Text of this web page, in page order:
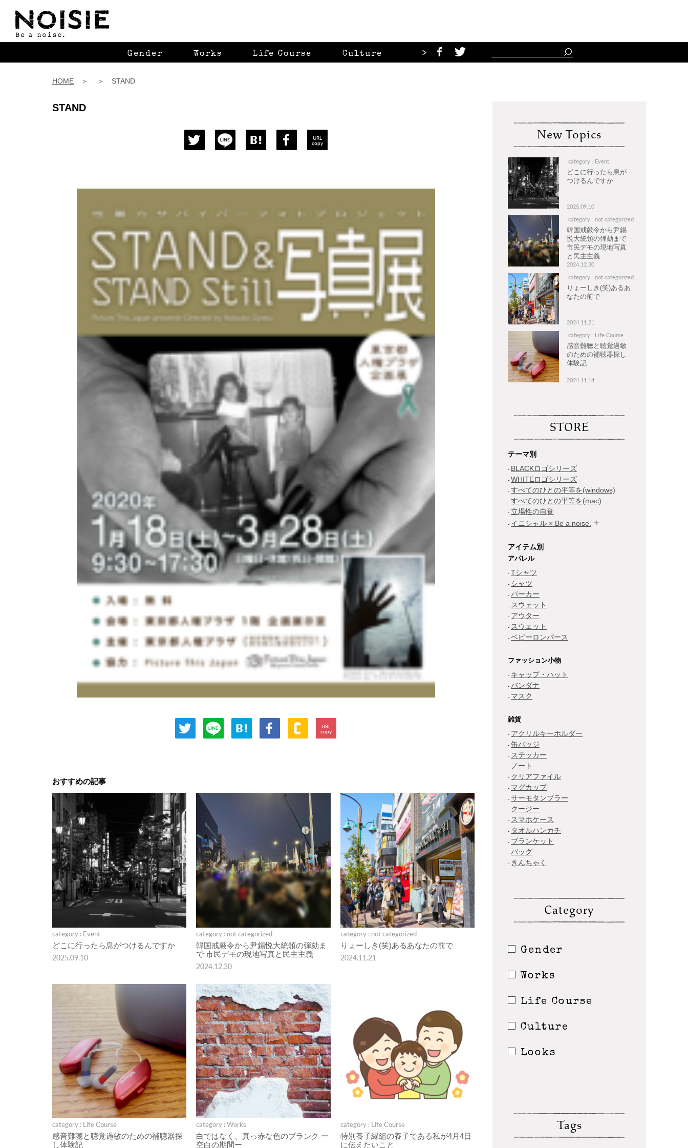
Gender Works Life Course Culture Looks
>
HOME ＞ ＞ STAND
STAND
URL
copy
URL
copy
おすすめの記事
category : Event
どこに行ったら息がつけるんですか
2025.09.10
category : not categorized
韓国戒厳令から尹錫悦大統領の弾劾ま
で 市民デモの現地写真と民主主義
2024.12.30
category : not categorized
りょーしき(笑)あるあなたの前で
2024.11.21
category : Life Course
感音難聴と聴覚過敏のための補聴器探
し体験記
category : Works
白ではなく、真っ赤な色のブランク ー
空白の期間ー
category : Life Course
特別養子縁組の養子である私が4月4日
に伝えたいこと
New Topics
category : Event
どこに行ったら息が
つけるんですか
2025.09.10
category : not categorized
韓国戒厳令から尹錫
悦大統領の弾劾まで
市民デモの現地写真
と民主主義
2024.12.30
category : not categorized
りょーしき(笑)あるあ
なたの前で
2024.11.21
category : Life Course
感音難聴と聴覚過敏
のための補聴器探し
体験記
2024.11.14
STORE
テーマ別
BLACKロゴシリーズ
WHITEロゴシリーズ
すべてのひとの平等を(windows)
すべてのひとの平等を(mac)
立場性の自覚
イニシャル × Be a noise.
アイテム別
アパレル
Tシャツ
シャツ
パーカー
スウェット
アウター
スウェット
ベビーロンパース
ファッション小物
キャップ・ハット
バンダナ
マスク
雑貨
アクリルキーホルダー
缶バッジ
ステッカー
ノート
クリアファイル
マグカップ
サーモタンブラー
クージー
スマホケース
タオルハンカチ
ブランケット
バッグ
きんちゃく
Category
Gender
Works
Life Course
Culture
Looks
Tags